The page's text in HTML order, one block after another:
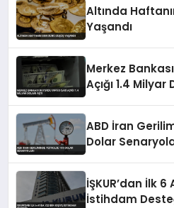
Altında
Yaşandı
Merkez
Açığı 1.4 Milyar
ABD İran
Dolar
İŞKUR’dan İlk
İstihdam